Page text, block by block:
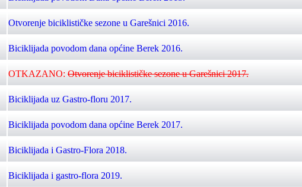
Otvorenje biciklističke sezone u Garešnici 2016.
Biciklijada povodom dana općine Berek 2016.
OTKAZANO: Otvorenje biciklističke sezone u Garešnici 2017.
Biciklijada uz Gastro-floru 2017.
Biciklijada povodom dana općine Berek 2017.
Biciklijada i Gastro-Flora 2018.
Biciklijada i gastro-flora 2019.